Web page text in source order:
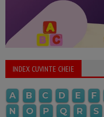
INDEX CUVINTE CHEIE
A B C D E F
N
O P Q R S